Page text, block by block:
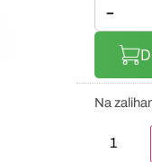
−
Na